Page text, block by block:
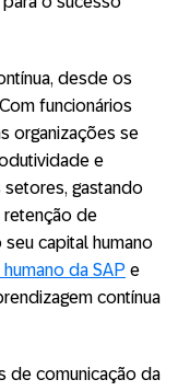
desde os
funcionários
organizações se
e
gastando
retenção de
capital humano
da SAP e
contínua
de comunicação da